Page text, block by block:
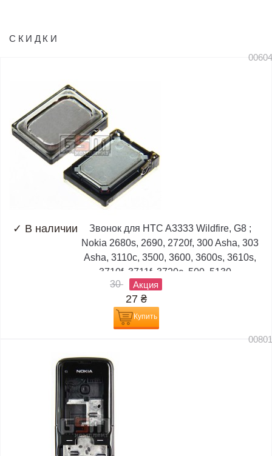
СКИДКИ
✓ В наличии
Звонок для HTC A3333 Wildfire, G8 ;
Nokia 2680s, 2690, 2720f, 300 Asha, 303
Asha, 3110c, 3500, 3600, 3600s, 3610s,
3710f, 3711f, 3720c, 500, 5130,...
30
Акция
27 ₴
Купить